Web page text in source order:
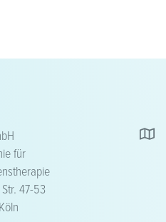
für
47-53